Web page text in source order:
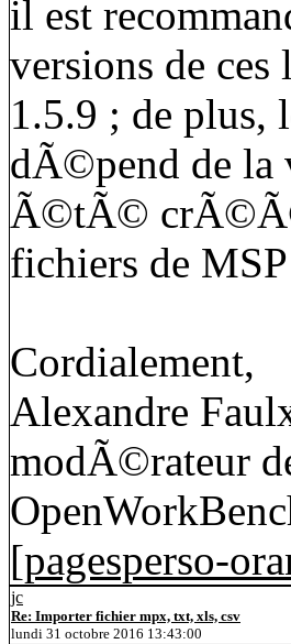
il est
versions de
1.5.9 ; de plus,
dÃ©pend de la
Ã©tÃ©
fichiers de
Cordialement,
Alexandre
modÃ©rateur
[pagesperso-
jc
Re: Importer fichier mpx, txt, xls, csv
lundi 31 octobre 2016 13:43:00